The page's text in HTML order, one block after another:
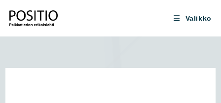
suoraan
sisältöön
Valikko